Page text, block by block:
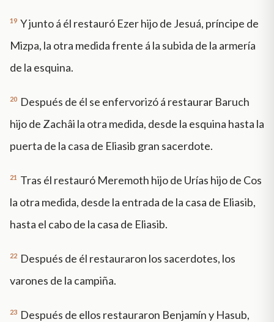
19 Y junto á él restauró Ezer hijo de Jesuá, príncipe de
Mizpa, la otra medida frente á la subida de la armería
de la esquina.
20 Después de él se enfervorizó á restaurar Baruch
hijo de Zachâi la otra medida, desde la esquina hasta la
puerta de la casa de Eliasib gran sacerdote.
21 Tras él restauró Meremoth hijo de Urías hijo de Cos
la otra medida, desde la entrada de la casa de Eliasib,
hasta el cabo de la casa de Eliasib.
22 Después de él restauraron los sacerdotes, los
varones de la campiña.
23 Después de ellos restauraron Benjamín y Hasub,